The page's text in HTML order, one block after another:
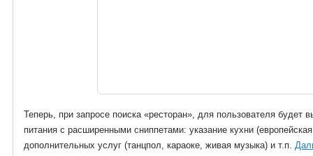
Теперь, при запросе поиска «ресторан», для пользователя будет
питания с расширенными сниппетами: указание кухни
дополнительных услуг (танцпол, караоке, живая музыка) и т.п.